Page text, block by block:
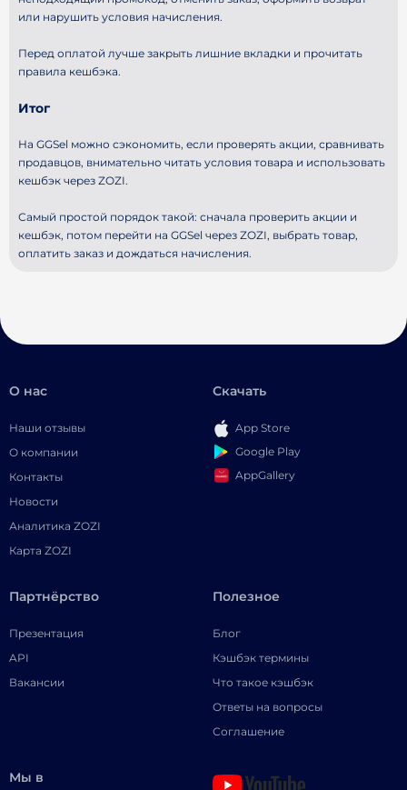
или нарушить условия начисления.
Перед оплатой лучше закрыть лишние вкладки и прочитать
правила кешбэка.
Итог
На GGSel можно сэкономить, если проверять акции, сравнивать
продавцов, внимательно читать условия товара и использовать
кешбэк через ZOZI.
Самый простой порядок такой: сначала проверить акции и
кешбэк, потом перейти на GGSel через ZOZI, выбрать товар,
оплатить заказ и дождаться начисления.
О нас
Наши отзывы
О компании
Контакты
Новости
Аналитика ZOZI
Карта ZOZI
Скачать
App Store
Google Play
AppGallery
Партнёрство
Презентация
API
Вакансии
Полезное
Блог
Кэшбэк термины
Что такое кэшбэк
Ответы на вопросы
Соглашение
Мы в